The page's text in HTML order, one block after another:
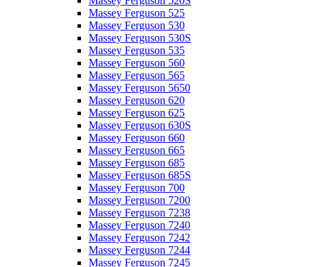
Massey Ferguson 525
Massey Ferguson 530
Massey Ferguson 530S
Massey Ferguson 535
Massey Ferguson 560
Massey Ferguson 565
Massey Ferguson 5650
Massey Ferguson 620
Massey Ferguson 625
Massey Ferguson 630S
Massey Ferguson 660
Massey Ferguson 665
Massey Ferguson 685
Massey Ferguson 685S
Massey Ferguson 700
Massey Ferguson 7200
Massey Ferguson 7238
Massey Ferguson 7240
Massey Ferguson 7242
Massey Ferguson 7244
Massey Ferguson 7245